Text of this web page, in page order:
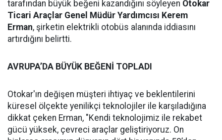
tarafından büyük beğeni kazandığını söyleyen Otokar
Ticari Araçlar Genel Müdür Yardımcısı Kerem
Erman, şirketin elektrikli otobüs alanında iddiasını
artırdığını belirtti.
AVRUPA’DA BÜYÜK BEĞENİ TOPLADI
Otokar'ın değişen müşteri ihtiyaç ve beklentilerini
küresel ölçekte yenilikçi teknolojiler ile karşıladığına
dikkat çeken Erman, "Kendi teknolojimiz ile rekabet
gücü yüksek, çevreci araçlar geliştiriyoruz. On